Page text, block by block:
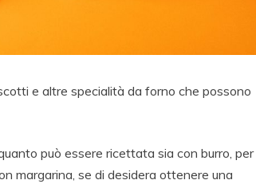
e altre specialità da forno che possono
può essere ricettata sia con burro, per
margarina, se di desidera ottenere una